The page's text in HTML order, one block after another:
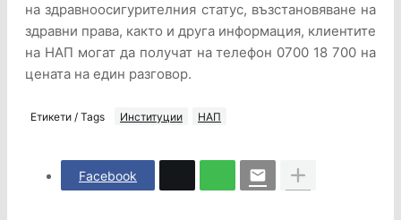
на здравноосигурителния статус, възстановяване на
здравни права, както и друга информация, клиентите
на НАП могат да получат на телефон 0700 18 700 на
цената на един разговор.
Етикети / Tags Институции НАП
Facebook